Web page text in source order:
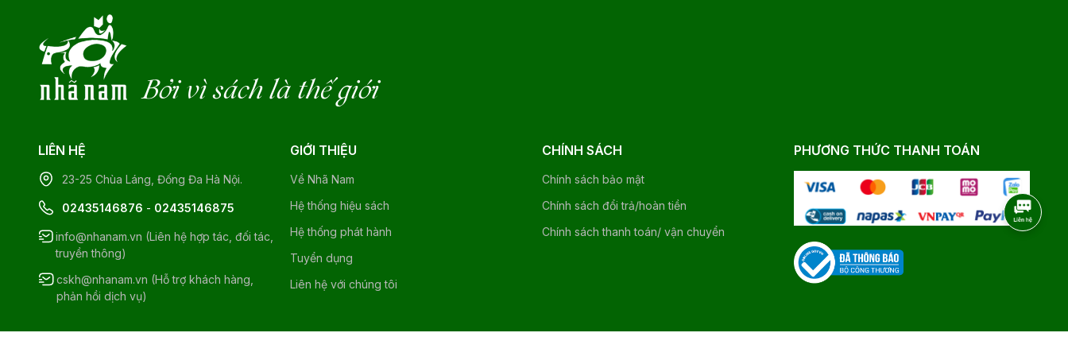
Bởi vì sách là thế giới
LIÊN HỆ
23-25 Chùa Láng, Đống Đa Hà Nội.
02435146876 - 02435146875
info@nhanam.vn (Liên hệ hợp tác, đối tác,
truyền thông)
cskh@nhanam.vn (Hỗ trợ khách hàng,
phản hồi dịch vụ)
GIỚI THIỆU
Về Nhã Nam
Hệ thống hiệu sách
Hệ thống phát hành
Tuyển dụng
Liên hệ với chúng tôi
CHÍNH SÁCH
Chính sách bảo mật
Chính sách đổi trả/hoàn tiền
Chính sách thanh toán/ vận chuyển
PHƯƠNG THỨC THANH TOÁN